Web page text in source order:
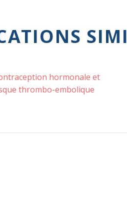
hormonale et
thrombo-embolique